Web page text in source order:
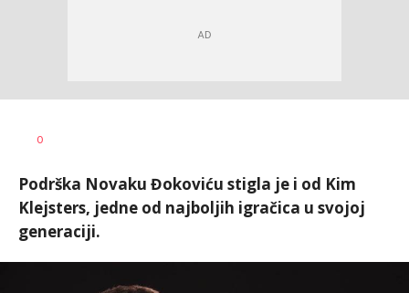
0
Podrška Novaku Đokoviću stigla je i od Kim
Klejsters, jedne od najboljih igračica u svojoj
generaciji.